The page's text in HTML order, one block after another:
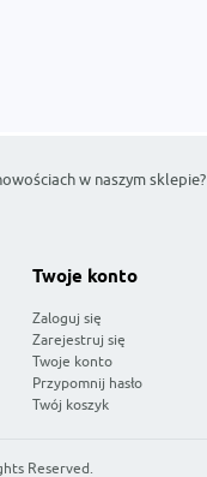
w naszym sklepie?
Twoje konto
Zaloguj się
Zarejestruj się
Twoje konto
Przypomnij hasło
Twój koszyk
Reserved.